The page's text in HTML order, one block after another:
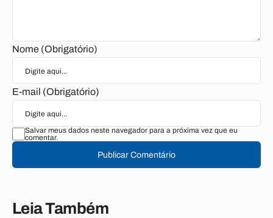
Nome (Obrigatório)
E-mail (Obrigatório)
Salvar meus dados neste navegador para a próxima vez que eu
comentar.
Publicar Comentário
Leia Também